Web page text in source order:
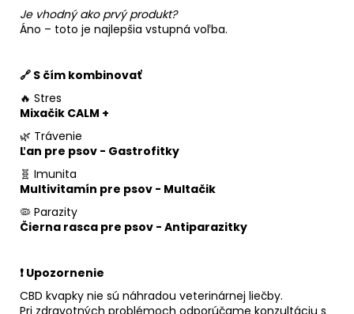
Je vhodný ako prvý produkt?
Áno – toto je najlepšia vstupná voľba.
🔗 S čím kombinovať
🔥 Stres
Mixačik CALM +
🌿 Trávenie
Ľan pre psov - Gastrofitky
🧬 Imunita
Multivitamín pre psov - Multačik
🦠 Parazity
Čierna rasca pre psov - Antiparazitky
❗ Upozornenie
CBD kvapky nie sú náhradou veterinárnej liečby.
Pri zdravotných problémoch odporúčame konzultáciu s